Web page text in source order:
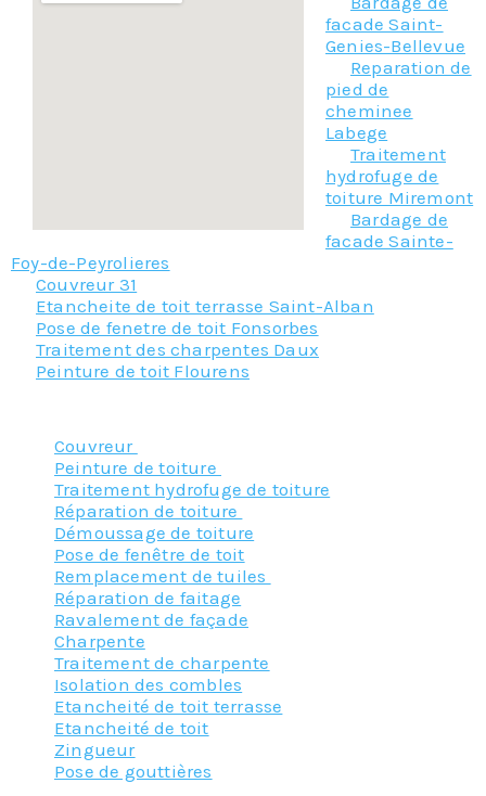
facade Saint-
Genies-Bellevue
Reparation de
pied de
cheminee
Labege
Traitement
hydrofuge de
toiture Miremont
Bardage de
facade Sainte-
Foy-de-Peyrolieres
Couvreur 31
Etancheite de toit terrasse Saint-Alban
Pose de fenetre de toit Fonsorbes
Traitement des charpentes Daux
Peinture de toit Flourens
Couvreur
Peinture de toiture
Traitement hydrofuge de toiture
Réparation de toiture
Démoussage de toiture
Pose de fenêtre de toit
Remplacement de tuiles
Réparation de faitage
Ravalement de façade
Charpente
Traitement de charpente
Isolation des combles
Etancheité de toit terrasse
Etancheité de toit
Zingueur
Pose de gouttières